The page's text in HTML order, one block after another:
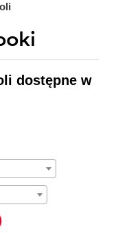
dostępne w